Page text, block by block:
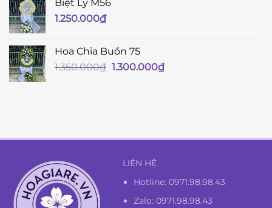
Biệt Ly M56
1.250.000₫
Hoa Chia Buồn 75
1.350.000₫ Giá
1.300.000₫Giá
LIÊN HỆ
Hotline:0971.98.98.43
Zalo: 0971.98.98.43